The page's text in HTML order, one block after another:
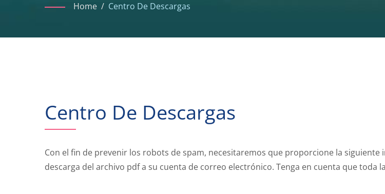
Home / Centro De Descargas
Centro De Descargas
Con el fin de prevenir los robots de spam, necesitaremos que proporcione la
descarga del archivo pdf a su cuenta de correo electrónico. Tenga en cuenta que